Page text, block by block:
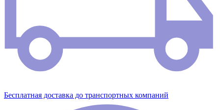
Бесплатная доставка до транспортных компаний